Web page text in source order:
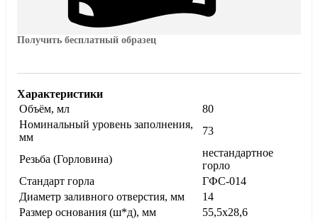
Получить бесплатный образец
Характеристики
Объём, мл
80
Номинальный уровень заполнения,
мм
73
Резьба (Горловина)
нестандартное
горло
Стандарт горла
ГФС-014
Диаметр заливного отверстия, мм
14
Размер основания (ш*д), мм
55,5х28,6